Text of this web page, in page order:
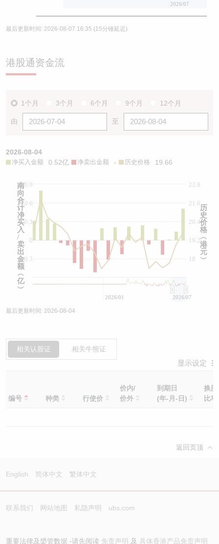
2026/07
最后更新时间: 2026-08-07 16:35 (15分锺延迟)
港股通资金流
1个月 3个月 6个月 9个月 12个月
由 至
2026-08-04
净买入金额 0.52亿 净卖出金额 - 历史价格 19.66
0
-0.3
0.3
0.6
0.9
18
19.2
20.4
21.6
22.8
2026/01 2026/07
南
向
合
计
净
买
入
/
卖
出
金
额
︵
亿
︶
历
史
价
格
︵
港
元
︶
最后更新时间: 2026-08-04
相关认股证 相关牛熊证
显示设定
编号 种类 行使价
价内/
价外
到期日
(年-月-日)
换股
比率
返回页顶
English 简体中文 繁体中文
联系我们 网站地图 私隐声明 ubs.com
重要法律及槼管数据 -请先阅读 免责声明 及 具体香港产品免责声明